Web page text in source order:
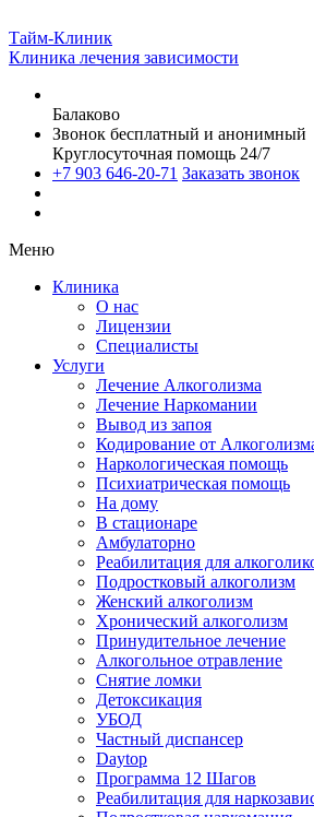
Тайм-Клиник
Клиника лечения зависимости
Балаково
Звонок бесплатный и анонимный
Круглосуточная помощь 24/7
+7 903 646-20-71 Заказать звонок
Меню
Клиника
О нас
Лицензии
Специалисты
Услуги
Лечение Алкоголизма
Лечение Наркомании
Вывод из запоя
Кодирование от
Наркологическая помощь
Психиатрическая помощь
На дому
В стационаре
Амбулаторно
Реабилитация для
Подростковый алкоголизм
Женский алкоголизм
Хронический алкоголизм
Принудительное лечение
Алкогольное отравление
Снятие ломки
Детоксикация
УБОД
Частный диспансер
Daytop
Программа 12 Шагов
Реабилитация для